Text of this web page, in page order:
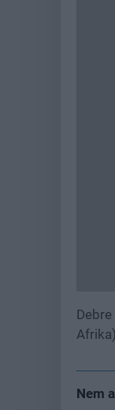
Afrika)
Nem